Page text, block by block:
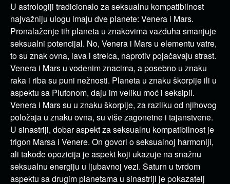
U astrologiji tradicionalo za seksualnu kompatibilnost
najvažniju ulogu imaju dve planete: Venera i Mars.
Pronalaženje tih planeta u znakovima vazduha smanjuje
seksualni potencijal. No, Venera i Mars u elementu vatre,
to su znak ovna, lava i strelca, naprotiv pojačavaju strast.
Venera i Mars u vodenim znacima, a posebno u znaku
raka i riba su puni nežnosti. Planeta u znaku škorpije ili u
aspektu sa Plutonom, daju im veliku moć i seksipil.
Venera i Mars su u znaku škorpije, za razliku od njihovog
položaja u znaku ovna, su više zagonetne i tajanstvene.
U sinastriji, dobar aspekt za seksualnu kompatibilnost je
trigon Marsa i Venere. On govori o seksualnoj harmoniji,
ali takođe opozicija je aspekt koji ukazuje na snažnu
seksualnu energiju u ljubavnoj vezi. Saturn u tvrdom
aspektu sa drugim planetama u sinastriji je pokazatelj